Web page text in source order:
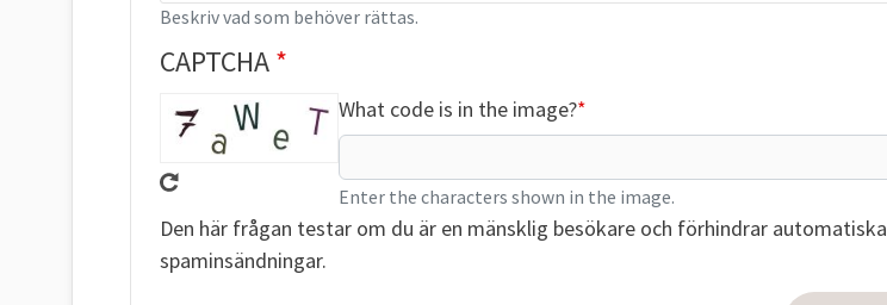
Beskriv vad som behöver rättas.
CAPTCHA
What code is in the image?
Enter the characters shown in the image.
Den här frågan testar om du är en mänsklig besökare och förhindrar automatiska
spaminsändningar.